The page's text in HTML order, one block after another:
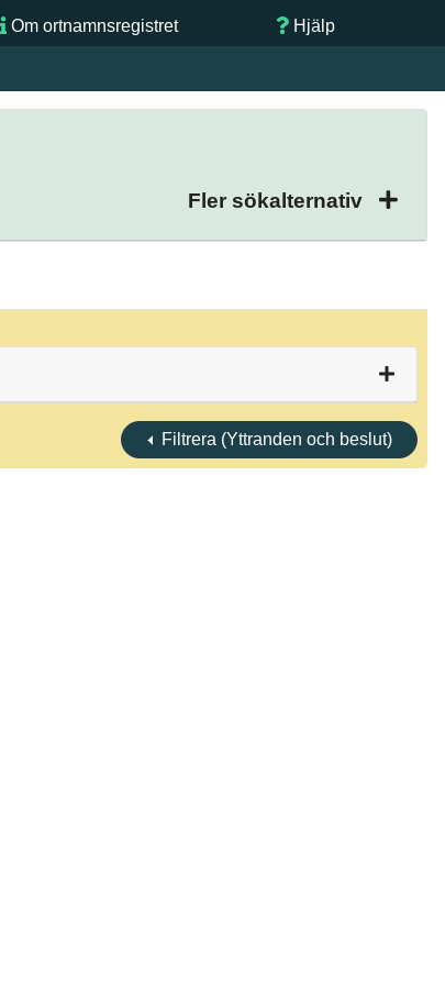
Om ortnamnsregistret Hjälp
Fler sökalternativ
Filtrera (Yttranden och beslut)